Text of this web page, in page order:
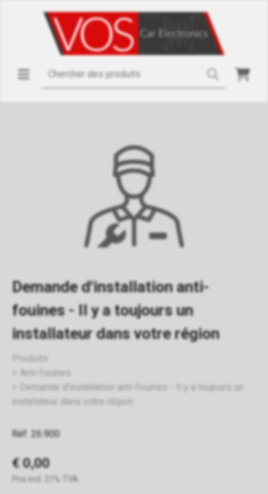
Demande d'installation anti-
fouines - Il y a toujours un
installateur dans votre région
Produits
Anti-fouines
Demande d'installation anti-fouines - Il y a toujours un
installateur dans votre région
Réf. 26.900
€ 0,00
Prix incl. 21% TVA